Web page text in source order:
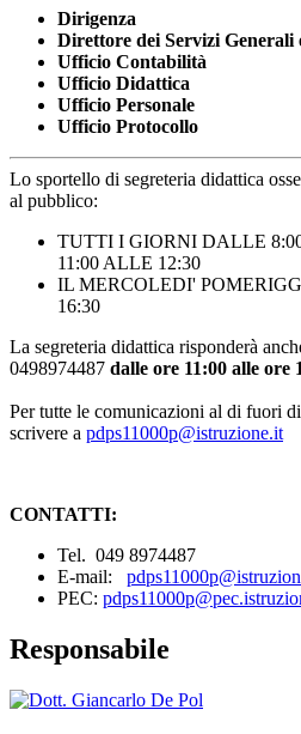
Dirigenza
Direttore dei Servizi
Ufficio Contabilità
Ufficio Didattica
Ufficio Personale
Ufficio Protocollo
Lo sportello di segreteria didattica
al pubblico:
TUTTI I GIORNI DALLE
11:00 ALLE 12:30
IL MERCOLEDI'
16:30
La segreteria didattica risponderà
0498974487 dalle ore 11:00 alle ore
Per tutte le comunicazioni al di fuori
scrivere a pdps11000p@istruzione.it
CONTATTI:
Tel. 049 8974487
E-mail:
PEC:
Responsabile